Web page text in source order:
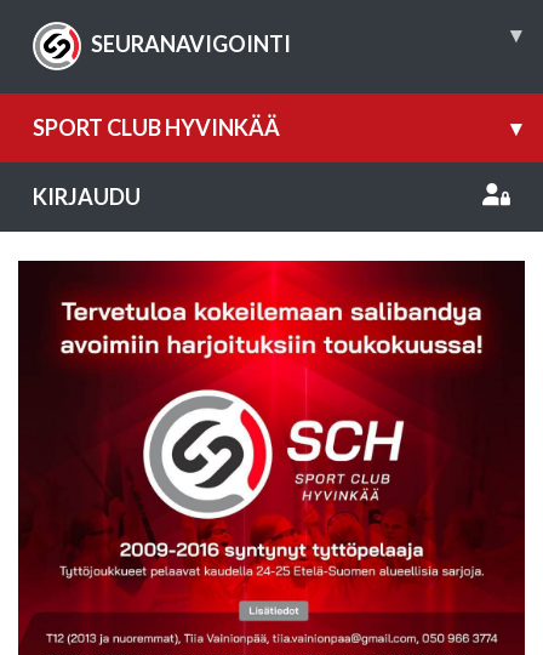
SEURANAVIGOINTI ▾
SPORT CLUB HYVINKÄÄ ▾
KIRJAUDU